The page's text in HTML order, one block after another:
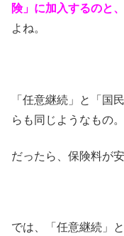
険」に加入するのと
よね。
「任意継続」と「国
らも同じようなもの。
だったら、保険料が
では、「任意継続」